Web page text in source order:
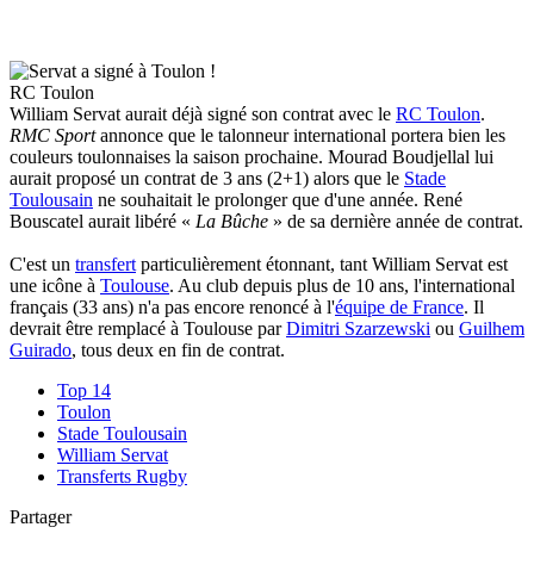
RC Toulon
William Servat aurait déjà signé son contrat avec le RC Toulon.
RMC Sportannonce que le talonneur international portera bien les
couleurs toulonnaises la saison prochaine. Mourad Boudjellal lui
aurait proposé un contrat de 3 ans (2+1) alors que le Stade
Toulousain ne souhaitait le prolonger que d'une année. René
Bouscatel aurait libéré « La Bûche » de sa dernière année de contrat.
C'est un transfert particulièrement étonnant, tant William Servat est
une icône à Toulouse. Au club depuis plus de 10 ans, l'international
français (33 ans) n'a pas encore renoncé à l'équipe de France. Il
devrait être remplacé à Toulouse parDimitri Szarzewski ou Guilhem
Guirado, tous deux en fin de contrat.
Top 14
Toulon
Stade Toulousain
William Servat
Transferts Rugby
Partager